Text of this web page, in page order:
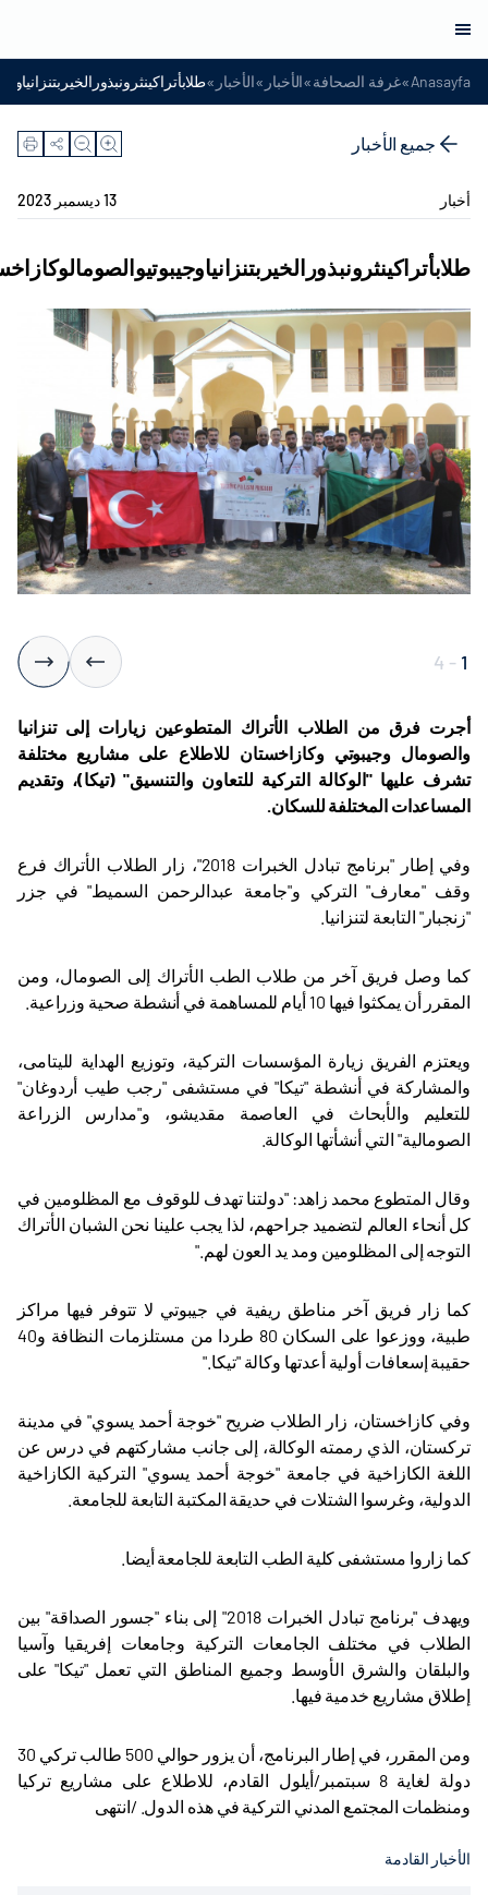
Anasayfa
»غرفة الصحافة»الأخبار »الأخبار »
جميع الأخبار
أخبار 13 ديسمبر 2023
1
-
4
أجرت فرق من الطلاب الأتراك المتطوعين زيارات إلى تنزانيا
والصومال وجيبوتي وكازاخستان للاطلاع على مشاريع مختلفة
تشرف عليها "الوكالة التركية للتعاون والتنسيق" (تيكا)، وتقديم
المساعدات المختلفة للسكان.
وفي إطار "برنامج تبادل الخبرات 2018"، زار الطلاب الأتراك فرع
وقف "معارف" التركي و"جامعة عبدالرحمن السميط" في جزر
"زنجبار" التابعة لتنزانيا
كما وصل فريق آخر من طلاب الطب الأتراك إلى الصومال، ومن
المقرر أن يمكثوا فيها 10 أيام للمساهمة في أنشطة صحية وزراعية
ويعتزم الفريق زيارة المؤسسات التركية، وتوزيع الهداية لليتامى،
والمشاركة في أنشطة "تيكا" في مستشفى "رجب طيب أردوغان"
للتعليم والأبحاث في العاصمة مقديشو، و"مدارس الزراعة
الصومالية" التي أنشأتها الوكالة
وقال المتطوع محمد زاهد: "دولتنا تهدف للوقوف مع المظلومين في
كل أنحاء العالم لتضميد جراحهم، لذا يجب علينا نحن الشبان الأتراك
التوجه إلى المظلومين ومد يد العون لهم ".
كما زار فريق آخر مناطق ريفية في جيبوتي لا تتوفر فيها مراكز
طبية، ووزعوا على السكان 80 طردا من مستلزمات النظافة و40
حقيبة إسعافات أولية أعدتها وكالة "تيكا ".
وفي كازاخستان، زار الطلاب ضريح "خوجة أحمد يسوي" في مدينة
تركستان، الذي رممته الوكالة، إلى جانب مشاركتهم في درس عن
اللغة الكازاخية في جامعة "خوجة أحمد يسوي" التركية الكازاخية
الدولية، وغرسوا الشتلات في حديقة المكتبة التابعة للجامعة
كما زاروا مستشفى كلية الطب التابعة للجامعة أيضا
ويهدف "برنامج تبادل الخبرات 2018" إلى بناء "جسور الصداقة" بين
الطلاب في مختلف الجامعات التركية وجامعات إفريقيا وآسيا
والبلقان والشرق الأوسط وجميع المناطق التي تعمل "تيكا" على
إطلاق مشاريع خدمية فيها
ومن المقرر، في إطار البرنامج، أن يزور حوالي 500 طالب تركي 30
دولة لغاية 8 سبتمبر/أيلول القادم، للاطلاع على مشاريع تركيا
ومنظمات المجتمع المدني التركية في هذه الدول. /انتهى
الأخبار القادمة